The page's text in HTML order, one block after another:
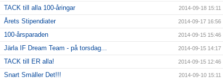
TACK till alla 100-åringar 2014-09-18 15:11
Årets Stipendiater 2014-09-17 16:56
100-årsparaden 2014-09-15 15:46
Järla IF Dream Team - på torsdag... 2014-09-15 14:17
TACK till ER alla! 2014-09-15 12:46
Snart Smäller Det!!! 2014-09-10 15:11